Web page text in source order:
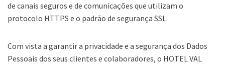
de canais seguros e de comunicações que utilizam o
protocolo HTTPS e o padrão de segurança SSL.
Com vista a garantir a privacidade e a segurança dos Dados
Pessoais dos seus clientes e colaboradores, o HOTEL VAL